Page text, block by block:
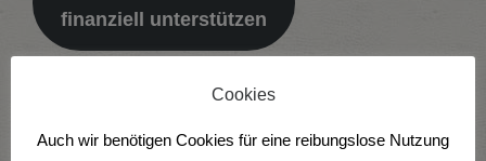
finanziell unterstützen
finanziell unterstützen
Cookies
Auch wir benötigen Cookies für eine reibungslose Nutzung